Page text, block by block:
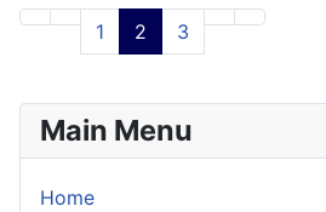
1 2 3
Main Menu
Home